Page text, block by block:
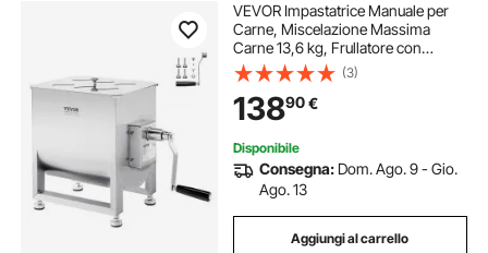
VEVOR Impastatrice Manuale per
Carne, Miscelazione Massima
Carne 13,6 kg, Frullatore con
Riduttore in Acciaio Inox,
Impastatrice Manuale per Salsicce
Carne Tritata 568 x 330 x 450 mm
(3)
13890€
Disponibile
Consegna: Dom. Ago. 9 - Gio.
Ago. 13
Aggiungi al carrello